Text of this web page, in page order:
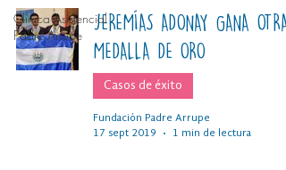
Clínica Asistencial
Padre Arrupe
JEREMÍAS ADONAY GANA OTRA
MEDALLA DE ORO
Casos de éxito
Fundación Padre Arrupe
17 sept 2019
1 min de lectura